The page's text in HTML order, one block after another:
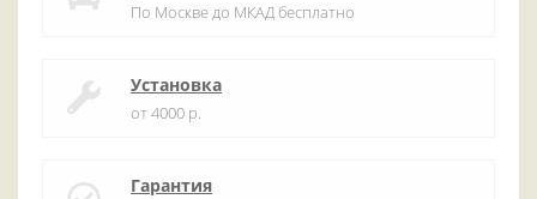
По Москве до МКАД бесплатно
Установка
от 4000 р.
Гарантия